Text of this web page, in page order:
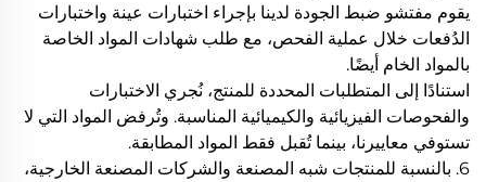
يقوم مفتشو ضبط الجودة لدينا بإجراء اختبارات عينة واختبارات
الدُفعات خلال عملية الفحص، مع طلب شهادات المواد الخاصة
بالمواد الخام أيضًا.
استنادًا إلى المتطلبات المحددة للمنتج، نُجري الاختبارات
والفحوصات الفيزيائية والكيميائية المناسبة. وتُرفض المواد التي لا
تستوفي معاييرنا، بينما تُقبل فقط المواد المطابقة.
6. بالنسبة للمنتجات شبه المصنعة والشركات المصنعة الخارجية،